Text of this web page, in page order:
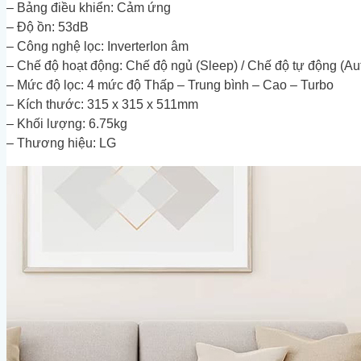
– Bảng điều khiển: Cảm ứng
– Độ ồn: 53dB
– Công nghệ lọc: InverterIon âm
– Chế độ hoạt động: Chế độ ngủ (Sleep) / Chế độ tự động
– Mức độ lọc: 4 mức độ Thấp – Trung bình – Cao – Turbo
– Kích thước: 315 x 315 x 511mm
– Khối lượng: 6.75kg
– Thương hiệu: LG